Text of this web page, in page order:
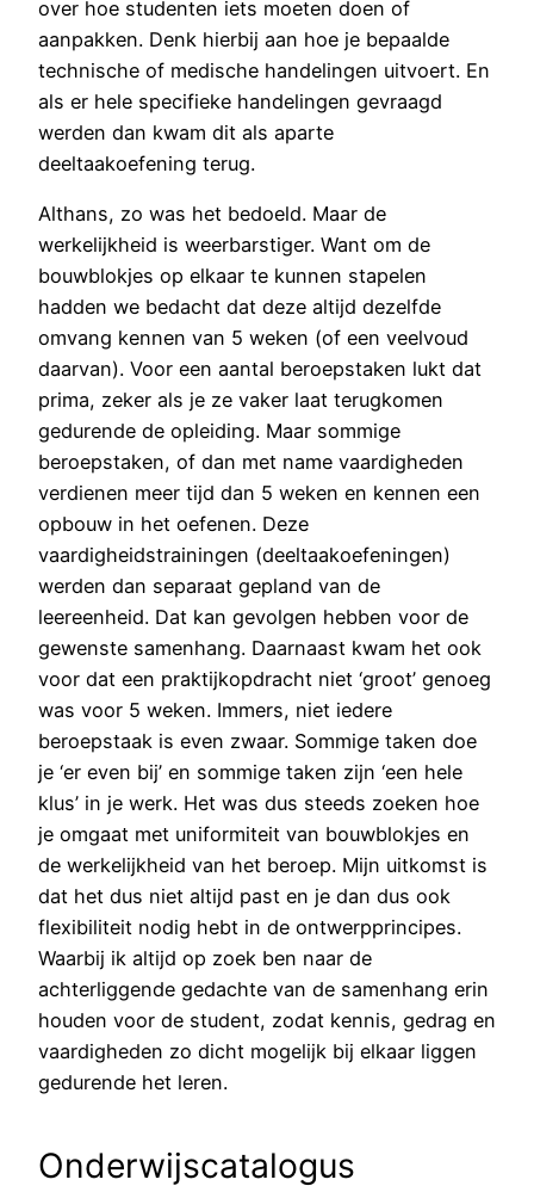
over hoe studenten iets moeten doen of
aanpakken. Denk hierbij aan hoe je bepaalde
technische of medische handelingen uitvoert. En
als er hele specifieke handelingen gevraagd
werden dan kwam dit als aparte
deeltaakoefening terug.
Althans, zo was het bedoeld. Maar de
werkelijkheid is weerbarstiger. Want om de
bouwblokjes op elkaar te kunnen stapelen
hadden we bedacht dat deze altijd dezelfde
omvang kennen van 5 weken (of een veelvoud
daarvan). Voor een aantal beroepstaken lukt dat
prima, zeker als je ze vaker laat terugkomen
gedurende de opleiding. Maar sommige
beroepstaken, of dan met name vaardigheden
verdienen meer tijd dan 5 weken en kennen een
opbouw in het oefenen. Deze
vaardigheidstrainingen (deeltaakoefeningen)
werden dan separaat gepland van de
leereenheid. Dat kan gevolgen hebben voor de
gewenste samenhang. Daarnaast kwam het ook
voor dat een praktijkopdracht niet ‘groot’ genoeg
was voor 5 weken. Immers, niet iedere
beroepstaak is even zwaar. Sommige taken doe
je ‘er even bij’ en sommige taken zijn ‘een hele
klus’ in je werk. Het was dus steeds zoeken hoe
je omgaat met uniformiteit van bouwblokjes en
de werkelijkheid van het beroep. Mijn uitkomst is
dat het dus niet altijd past en je dan dus ook
flexibiliteit nodig hebt in de ontwerpprincipes.
Waarbij ik altijd op zoek ben naar de
achterliggende gedachte van de samenhang erin
houden voor de student, zodat kennis, gedrag en
vaardigheden zo dicht mogelijk bij elkaar liggen
gedurende het leren.
Onderwijscatalogus